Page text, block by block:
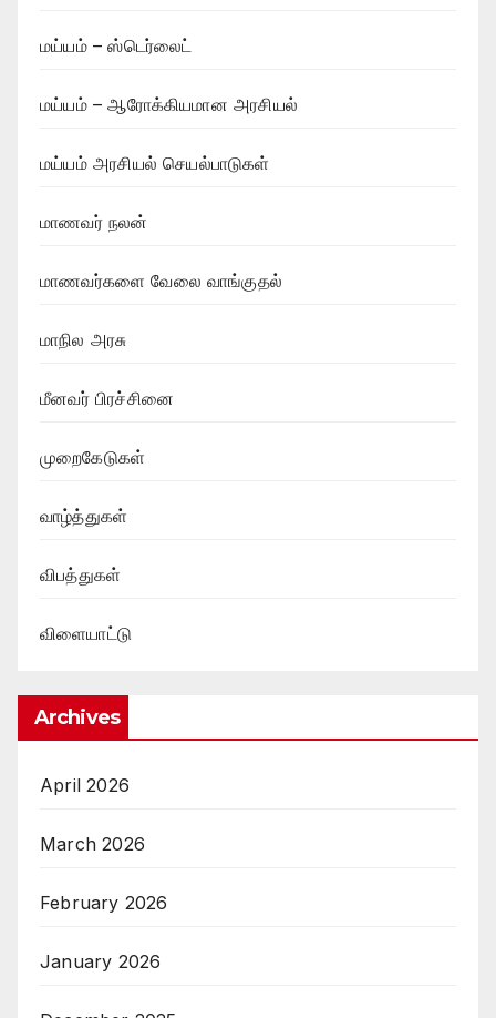
மய்யம் – ஸ்டெர்லைட்
மய்யம் – ஆரோக்கியமான அரசியல்
மய்யம் அரசியல் செயல்பாடுகள்
மாணவர் நலன்
மாணவர்களை வேலை வாங்குதல்
மாநில அரசு
மீனவர் பிரச்சினை
முறைகேடுகள்
வாழ்த்துகள்
விபத்துகள்
விளையாட்டு
Archives
April 2026
March 2026
February 2026
January 2026